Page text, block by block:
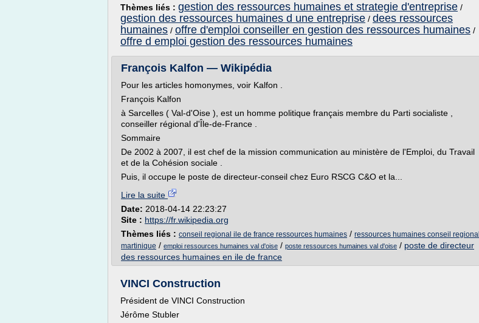
Thèmes liés : gestion des ressources humaines et strategie d'entreprise /
gestion des ressources humaines d une entreprise / dees ressources
humaines / offre d'emploi conseiller en gestion des ressources humaines /
offre d emploi gestion des ressources humaines
François Kalfon — Wikipédia
Pour les articles homonymes, voir Kalfon .
François Kalfon
à Sarcelles ( Val-d'Oise ), est un homme politique français membre du Parti socialiste ,
conseiller régional d'Île-de-France .
Sommaire
De 2002 à 2007, il est chef de la mission communication au ministère de l'Emploi, du Travail
et de la Cohésion sociale .
Puis, il occupe le poste de directeur-conseil chez Euro RSCG C&O et la...
Lire la suite
Date: 2018-04-14 22:23:27
Site : https://fr.wikipedia.org
Thèmes liés : conseil regional ile de france ressources humaines / ressources humaines conseil regional
martinique / emploi ressources humaines val d'oise / poste ressources humaines val d'oise / poste de directeur
des ressources humaines en ile de france
VINCI Construction
Président de VINCI Construction
Jérôme Stubler